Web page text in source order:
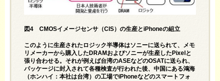
図4 CMOSイメージセンサ（CIS）の生産とiPhoneの組立
このように生産されたロジック半導体はソニーに送られて、メモ
リメーカーから購入したDRAMおよびソニーが生産したPixelと
張り合わせる。それが例えば台湾のASEなどのOSATに送られ、
パッケージに封入されて各種検査が行われた後、中国にある鴻海
（ホンハイ：本社は台湾）の工場でiPhoneなどのスマートフォ